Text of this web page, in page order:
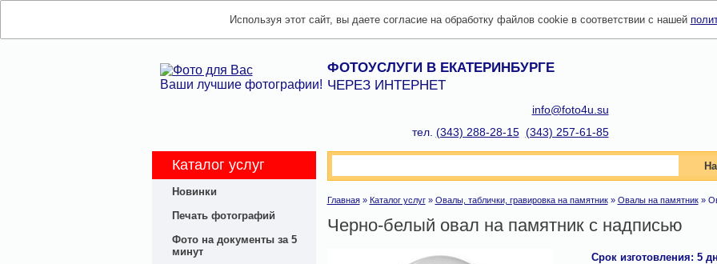
Используя этот сайт, вы даете согласие на обработку файлов cookie в соответствии с нашей
Ваши лучшие фотографии!
ФОТОУСЛУГИ В ЕКАТЕРИНБУРГЕ
ЧЕРЕЗ ИНТЕРНЕТ
info@foto4u.su
тел. (343) 288-28-15 (343) 257-61-85
Каталог услуг
Новинки
Печать фотографий
Фото на документы за 5
минут
Главная» Каталог услуг» Овалы, таблички, гравировка на памятник» Овалы на памятник»
Черно-белый овал на памятник с надписью
Срок изготовления: 5